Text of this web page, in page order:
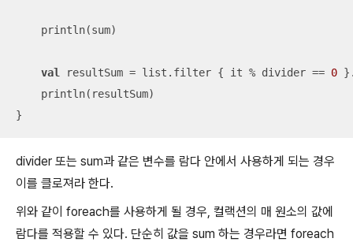
    println(sum)
val resultSum = list.filter { it % divider == 0
    println(resultSum)
}
divider 또는 sum과 같은 변수를 람다 안에서 사용하게 되는 경우
이를 클로져라 한다.
위와 같이 foreach를 사용하게 될 경우, 컬랙션의 매 원소의 값에
람다를 적용할 수 있다. 단순히 값을 sum 하는 경우라면 foreach